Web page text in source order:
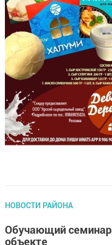
НОВОСТИ РАЙОНА
Обучающий семинар
объекте